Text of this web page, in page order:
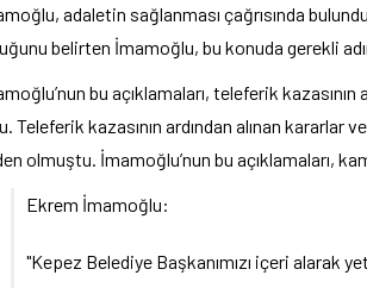
adaletin sağlanması çağrısında
belirten İmamoğlu, bu konuda gerekli
bu açıklamaları, teleferik
Teleferik kazasının ardından alınan
olmuştu. İmamoğlu’nun bu açıklamaları,
Ekrem İmamoğlu:
"Kepez Belediye Başkanımızı içeri alarak